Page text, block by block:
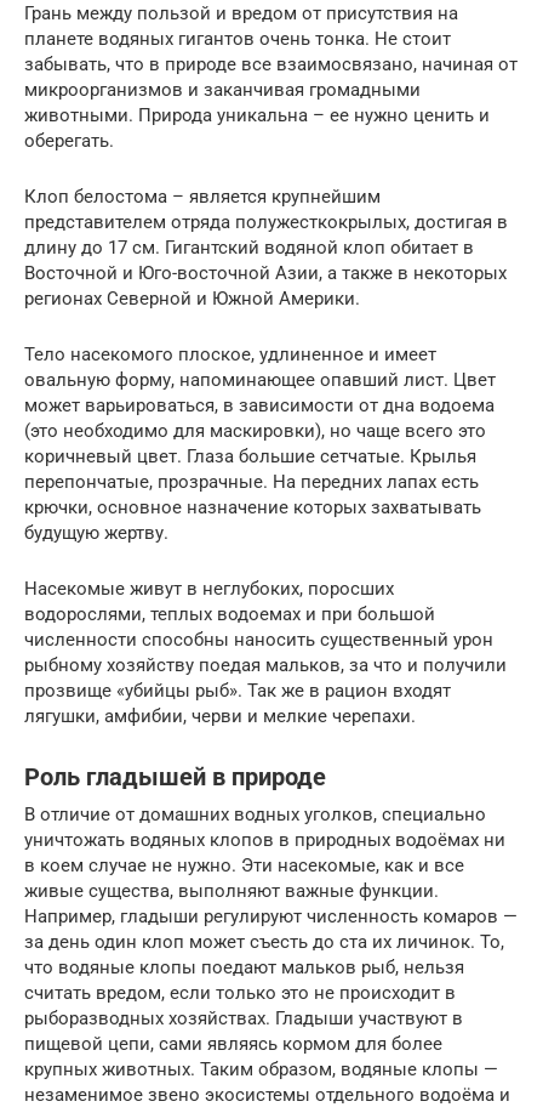
Грань между пользой и вредом от присутствия на
планете водяных гигантов очень тонка. Не стоит
забывать, что в природе все взаимосвязано, начиная от
микроорганизмов и заканчивая громадными
животными. Природа уникальна – ее нужно ценить и
оберегать.
Клоп белостома – является крупнейшим
представителем отряда полужесткокрылых, достигая в
длину до 17 см. Гигантский водяной клоп обитает в
Восточной и Юго-восточной Азии, а также в некоторых
регионах Северной и Южной Америки.
Тело насекомого плоское, удлиненное и имеет
овальную форму, напоминающее опавший лист. Цвет
может варьироваться, в зависимости от дна водоема
(это необходимо для маскировки), но чаще всего это
коричневый цвет. Глаза большие сетчатые. Крылья
перепончатые, прозрачные. На передних лапах есть
крючки, основное назначение которых захватывать
будущую жертву.
Насекомые живут в неглубоких, поросших
водорослями, теплых водоемах и при большой
численности способны наносить существенный урон
рыбному хозяйству поедая мальков, за что и получили
прозвище «убийцы рыб». Так же в рацион входят
лягушки, амфибии, черви и мелкие черепахи.
Роль гладышей в природе
В отличие от домашних водных уголков, специально
уничтожать водяных клопов в природных водоёмах ни
в коем случае не нужно. Эти насекомые, как и все
живые существа, выполняют важные функции.
Например, гладыши регулируют численность комаров —
за день один клоп может съесть до ста их личинок. То,
что водяные клопы поедают мальков рыб, нельзя
считать вредом, если только это не происходит в
рыборазводных хозяйствах. Гладыши участвуют в
пищевой цепи, сами являясь кормом для более
крупных животных. Таким образом, водяные клопы —
незаменимое звено экосистемы отдельного водоёма и